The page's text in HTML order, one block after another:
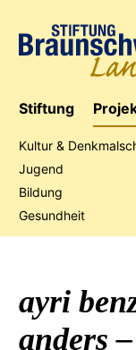
Stiftung
Jubiläumsaktion
Kultur &
Jugend
Bildung
Gesundheit
ayri
anders